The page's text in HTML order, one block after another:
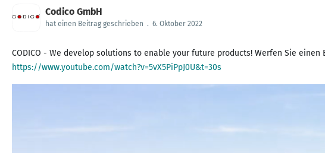
Codico GmbH
hat einen Beitrag geschrieben . 6. Oktober 2022
CODICO - We develop solutions to enable your future products! Werfen Sie
https://www.youtube.com/watch?v=5vX5PiPpJ0U&t=30s